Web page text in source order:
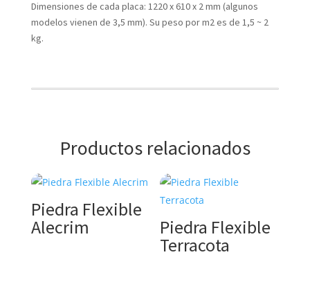
Dimensiones de cada placa: 1220 x 610 x 2 mm (algunos
modelos vienen de 3,5 mm). Su peso por m2 es de 1,5 ~ 2
kg.
Productos relacionados
Piedra Flexible
Alecrim Piedra Flexible
Terracota